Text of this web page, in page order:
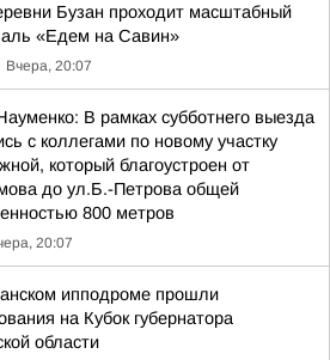
Бузан проходит масштабный
«Едем на Савин»
Вчера, 20:07
В рамках субботнего выезда
с коллегами по новому участку
который благоустроен от
до ул.Б.-Петрова общей
800 метров
20:07
ипподроме прошли
на Кубок губернатора
области